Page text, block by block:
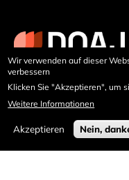
Wir verwenden auf dieser
verbessern
Klicken Sie "Akzeptieren", um
Weitere Informationen
Akzeptieren Nein,